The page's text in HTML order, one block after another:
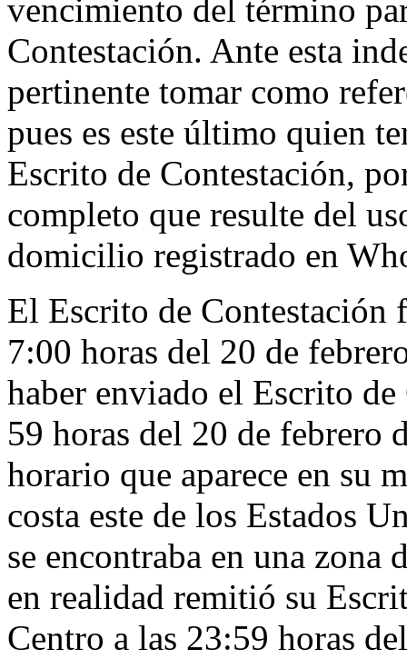
vencimiento del término
Contestación. Ante esta
pertinente tomar como
pues es este último quien
Escrito de Contestación,
completo que resulte del
domicilio registrado en
El Escrito de Contestación
7:00 horas del 20 de
haber enviado el Escrito
59 horas del 20 de febrero
horario que aparece en su
costa este de los Estados
se encontraba en una
en realidad remitió su
Centro a las 23:59 horas